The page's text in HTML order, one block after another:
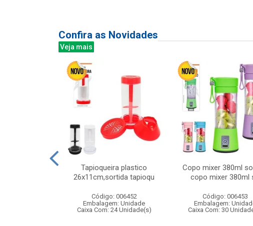
Confira as Novidades
Veja mais
Tapioqueira plastico
26x11cm,sortida tapioqu
Código: 006452
Embalagem: Unidade
Caixa Com: 24 Unidade(s)
Copo mixer 380ml
copo mixer 380ml
Código: 006453
Embalagem:
Caixa Com: 30